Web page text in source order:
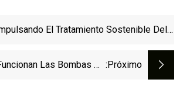
El Tratamiento Sostenible Del
Las Bombas De :próximo